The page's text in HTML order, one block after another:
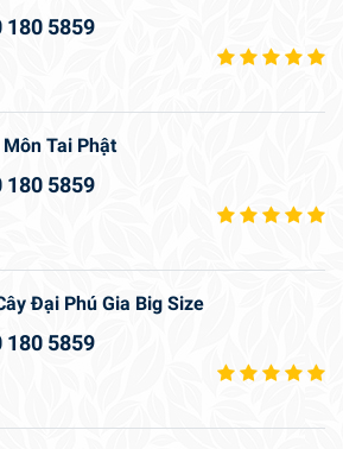
180 5859
Môn Tai Phật
180 5859
Đại Phú Gia Big Size
180 5859